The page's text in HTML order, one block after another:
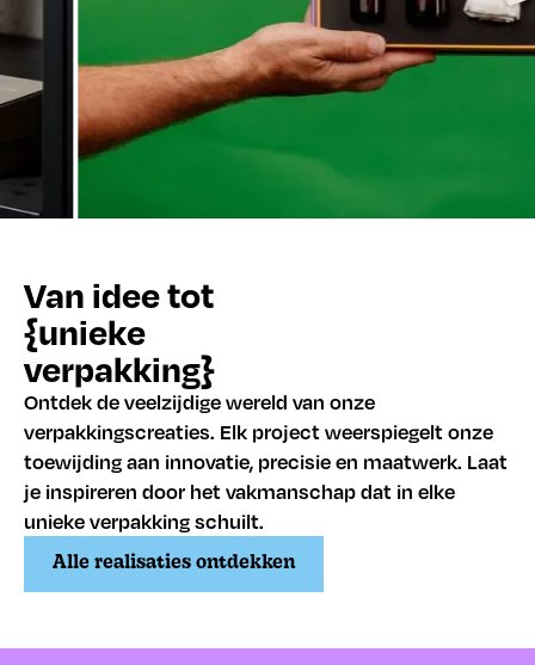
Van idee tot
{unieke
verpakking}
Ontdek de veelzijdige wereld van onze
verpakkingscreaties. Elk project weerspiegelt onze
toewijding aan innovatie, precisie en maatwerk. Laat
je inspireren door het vakmanschap dat in elke
unieke verpakking schuilt.
Alle realisaties ontdekken